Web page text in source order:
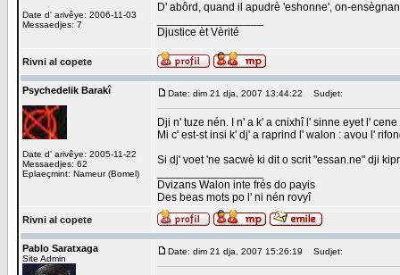
Date d' arivêye: 2006-11-03
Messaedjes: 7
D' abôrd, quand il apudrè 'eshonne', on-
Djustice èt Vèrité
Rivni al copete
Psychedelik Barakî
Date d' arivêye: 2005-11-22
Messaedjes: 62
Eplaeçmint: Nameur (Bomel)
Date: dim 21 dja, 2007 13:44:22 Sudjet:
Dji n' tuze nén. I n' a k' a cnixhî l' sinne eyet l'
Mi c' est-st insi k' dj' a raprind l' walon : avou l'
Si dj' voet 'ne sacwè ki dit o scrit "essan.ne" dji
Dvizans Walon inte frés do payis
Des beas mots po l' ni nén rovyî
Rivni al copete
Pablo Saratxaga
Site Admin
Date: dim 21 dja, 2007 15:26:19 Sudjet: